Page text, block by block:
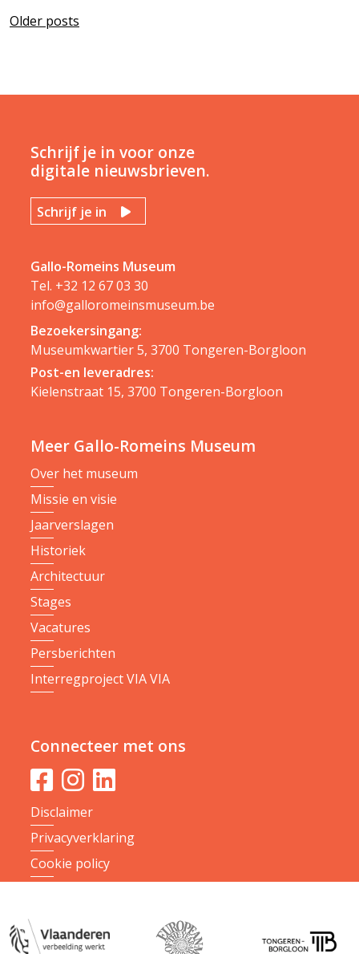
Older posts
Schrijf je in voor onze
digitale nieuwsbrieven.
Schrijf je in
Gallo-Romeins Museum
Tel. +32 12 67 03 30
info@galloromeinsmuseum.be
Bezoekersingang:
Museumkwartier 5, 3700 Tongeren-Borgloon
Post-en leveradres:
Kielenstraat 15, 3700 Tongeren-Borgloon
Meer Gallo-Romeins Museum
Over het museum
Missie en visie
Jaarverslagen
Historiek
Architectuur
Stages
Vacatures
Persberichten
Interregproject VIA VIA
Connecteer met ons
Disclaimer
Privacyverklaring
Cookie policy